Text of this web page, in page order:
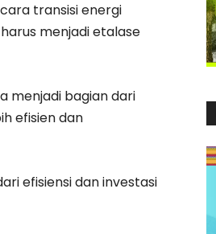
transisi energi
menjadi etalase
menjadi bagian dari
efisien dan
efisiensi dan investasi